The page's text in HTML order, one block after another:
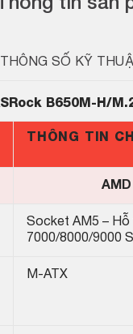
Thông tin sản
THÔNG SỐ KỸ
B650M-H/
THÔNG TIN
AMD
Socket AM5 –
7000/8000/9000
M-ATX